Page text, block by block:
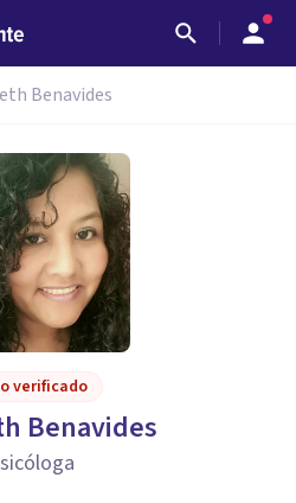
Benavides
verificado
Benavides